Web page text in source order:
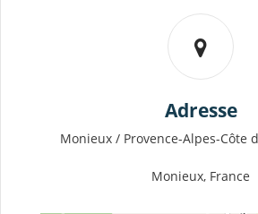
Adresse
Monieux / Provence-Alpes-Côte
Monieux, France